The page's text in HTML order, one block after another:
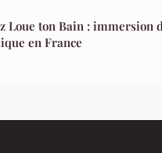
Loue ton Bain : immersion
en France